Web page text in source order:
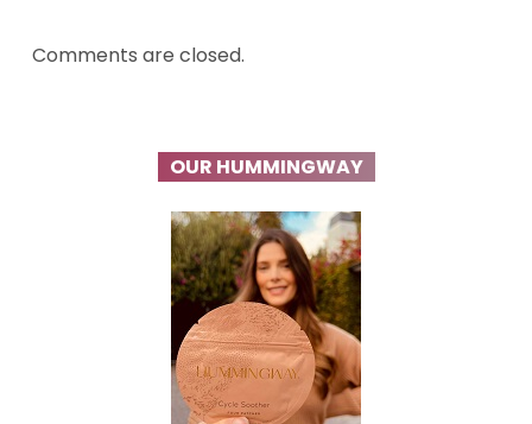
Comments are closed.
OUR HUMMINGWAY